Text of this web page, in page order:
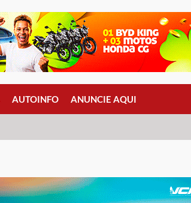
AUTOINFO ANUNCIE AQUI